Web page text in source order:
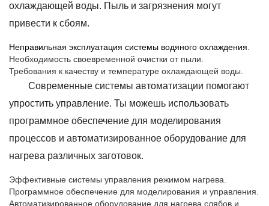
охлаждающей воды. Пыль и загрязнения могут
привести к сбоям.
Неправильная эксплуатация системы водяного охлаждения
Необходимость своевременной очистки от пыли.
Требования к качеству и температуре охлаждающей воды.
Современные системы автоматизации помогают
упростить управление. Ты можешь использовать
программное обеспечение для моделирования
процессов и автоматизированное оборудование для
нагрева различных заготовок.
Эффективные системы управления режимом нагрева.
Программное обеспечение для моделирования и управления.
Автоматизированное оборудование для нагрева слябов и